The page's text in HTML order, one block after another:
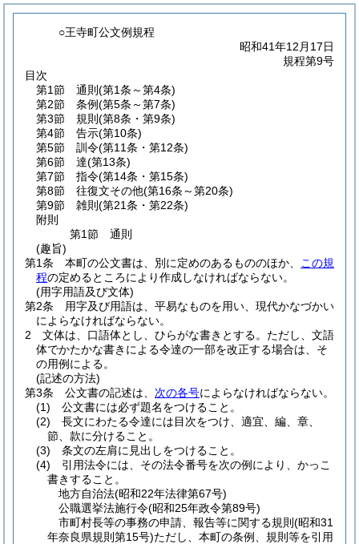
○王寺町公文例規程
昭和41年12月17日
規程第9号
目次
第1節
通則 (第1条～第4条)
第2節
条例(第5条～第7条)
第3節
規則 (第8条・第9条)
第4節
告示(第10条)
第5節
訓令(第11条・第12条)
第6節
達(第13条)
第7節
指令(第14条・第15条)
第8節
往復文その他(第16条～第20条)
第9節
雑則 (第21条・第22条)
附則
第1節
通則
(趣旨)
第1条
本町の公文書は、別に定めのあるもののほか、
この規
程の定めるところにより作成しなければならない。
(用字用語及び文体)
第2条
用字及び用語は、平易なものを用い、現代かなづかい
によらなければならない。
2
文体は、口語体とし、ひらがな書きとする。 ただし、文語
体でかたかな書きによる令達の一部を改正する場合は、そ
の用例による。
(記述の方法)
第3条
公文書の記述は、 次の各号によらなければならない。
(1)
公文書には必ず題名をつけること。
(2)
長文にわたる令達には目次をつけ、適宜、編、章、
節、款に分けること。
(3)
条文の左肩に見出しをつけること。
(4)
引用法令には、その法令番号を次の例により、かっこ
書きすること。
地方自治法(昭和22年法律第67号)
公職選挙法施行令(昭和25年政令第89号)
市町村長等の事務の申請、報告等に関する規則 (昭和31
年奈良県規則第15号)ただし、本町の条例、規則等を引用